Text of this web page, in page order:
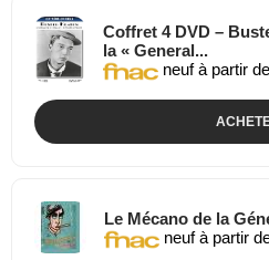
Coffret 4 DVD –
la « General...
neuf à partir
Le Mécano de la
neuf à partir